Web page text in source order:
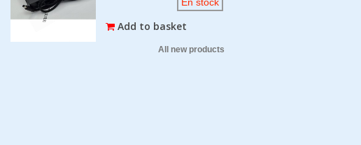
Add to basket
All new products